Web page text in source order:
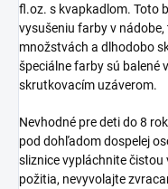
fl.oz. s kvapkadlom. Toto
vysušeniu farby v
množstvách a dlhodobo
špeciálne farby sú
skrutkovacím uzáverom.
Nevhodné pre deti do 8
pod dohľadom dospelej
sliznice vypláchnite
požitia, nevyvolajte